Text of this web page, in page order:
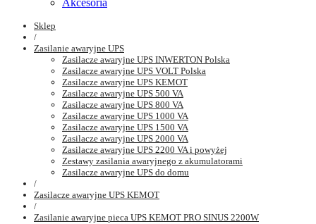
Akcesoria
Sklep
/
Zasilanie awaryjne UPS
Zasilacze awaryjne UPS INWERTON Polska
Zasilacze awaryjne UPS VOLT Polska
Zasilacze awaryjne UPS KEMOT
Zasilacze awaryjne UPS 500 VA
Zasilacze awaryjne UPS 800 VA
Zasilacze awaryjne UPS 1000 VA
Zasilacze awaryjne UPS 1500 VA
Zasilacze awaryjne UPS 2000 VA
Zasilacze awaryjne UPS 2200 VA i powyżej
Zestawy zasilania awaryjnego z akumulatorami
Zasilacze awaryjne UPS do domu
/
Zasilacze awaryjne UPS KEMOT
/
Zasilanie awaryjne pieca UPS KEMOT PRO SINUS 2200W